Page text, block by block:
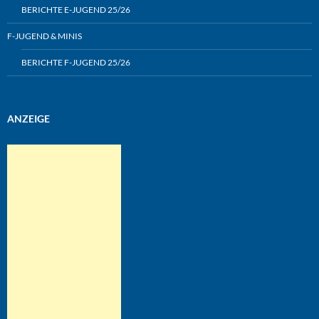
BERICHTE E-JUGEND 25/26
F-JUGEND & MINIS
BERICHTE F-JUGEND 25/26
ANZEIGE